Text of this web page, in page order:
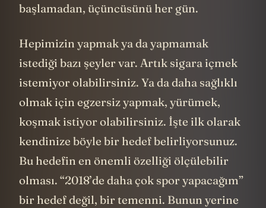
başlamadan, üçüncüsünü her gün.
Hepimizin yapmak ya da yapmamak
istediği bazı şeyler var. Artık sigara içmek
istemiyor olabilirsiniz. Ya da daha sağlıklı
olmak için egzersiz yapmak, yürümek,
koşmak istiyor olabilirsiniz. İşte ilk olarak
kendinize böyle bir hedef belirliyorsunuz.
Bu hedefin en önemli özelliği ölçülebilir
olması. “2018’de daha çok spor yapacağım”
bir hedef değil, bir temenni. Bunun yerine